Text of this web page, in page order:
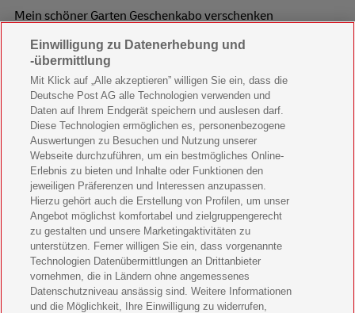
Mein schöner Garten Geschenkabo verschenken
Wohnen & Garten Geschenkabo verschenken
Mein schönes Land Geschenkabo verschenken
Bild der Frau Geschenkabo verschenken
11 Freunde Geschenkabo verschenken
LEGO Ninjago Magazin Geschenkabo verschenken
Brigitte Geschenkabo verschenken
GEOlino Geschenkabo verschenken
Stern Crime Geschenkabo verschenken
Welt der Wunder Geschenkabo verschenken
Einwilligung zu Datenerhebung und
-übermittlung
Mit Klick auf „Alle akzeptieren” willigen Sie ein, dass die
Deutsche Post AG alle Technologien verwenden und
Daten auf Ihrem Endgerät speichern und auslesen darf.
Diese Technologien ermöglichen es, personenbezogene
Auswertungen zu Besuchen und Nutzung unserer
Webseite durchzuführen, um ein bestmögliches Online-
Erlebnis zu bieten und Inhalte oder Funktionen den
jeweiligen Präferenzen und Interessen anzupassen.
Hierzu gehört auch die Erstellung von Profilen, um unser
Angebot möglichst komfortabel und zielgruppengerecht
zu gestalten und unsere Marketingaktivitäten zu
unterstützen. Ferner willigen Sie ein, dass vorgenannte
Technologien Datenübermittlungen an Drittanbieter
vornehmen, die in Ländern ohne angemessenes
Datenschutzniveau ansässig sind. Weitere Informationen
und die Möglichkeit, Ihre Einwilligung zu widerrufen,